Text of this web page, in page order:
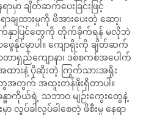
ာ ချိတ်ဆက်ပေးခြင်းဖြင့်
ျထားမှုကို ဖိအားပေးတဲ့ ဆော့၊
ျက်နှာပြင်တွေကို တိုက်ခိုက်ရန် မလိုဘဲ
ေနိုင်မှာပါ။ ကျောရိုးကို ချိတ်ဆက်
ာတာရှည်ကျောနာ၊ ဒစ်စကစ်အပေါက်
ားနဲ့ ပိုဆိုးတဲ့ ကြွက်သားအရိုး
အတွက် အထူးတန်ဖိုးရှိတာပါ။
ာကိုယ်ရဲ့ သဘာဝ မျဉ်းကွေးတွေနဲ့
ပ်ခါလှုပ်ခါစေတဲ့ ဖိစီးမှု နေရာ